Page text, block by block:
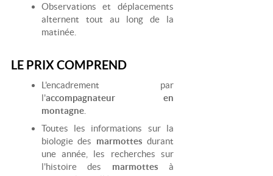
Observations et déplacements
alternent tout au long de la
matinée.
LE PRIX COMPREND
L'encadrement par
l'accompagnateur en
montagne.
Toutes les informations sur la
biologie des marmottes durant
une année, les recherches sur
l'histoire des marmottes à